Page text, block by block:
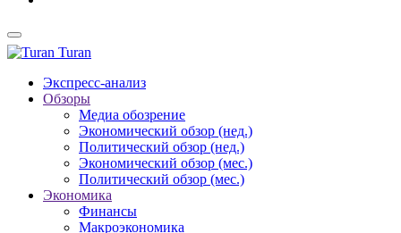
Turan
Экспресс-анализ
Обзоры
Медиа обозрение
Экономический обзор (нед.)
Политический обзор (нед.)
Экономический обзор (мес.)
Политический обзор (мес.)
Экономика
Финансы
Макроэкономика